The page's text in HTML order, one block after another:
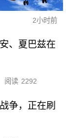
2小时前
、夏巴兹在
阅读 2292
争，正在刷